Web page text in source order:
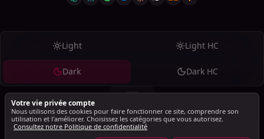
Light Light HC
Dark Dark HC
© 2026 SalesMind AI. Tous droits réservés.
Votre vie privée compte
Nous utilisons des cookies pour faire fonctionner ce site, comprendre son
utilisation et l'améliorer. Choisissez les catégories que vous autorisez.
Consultez notre Politique de confidentialité